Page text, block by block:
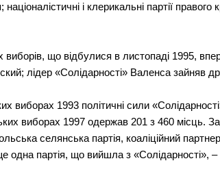
і клерикальні партії
виборів, що відбулися в листопаді 1995,
лідер «Солідарності» Валенса зайняв
виборах 1993 політичні сили
виборах 1997 одержав 201 з 460 місць.
селянська партія, коаліційний
одна партія, що вийшла з «Солідарності», –